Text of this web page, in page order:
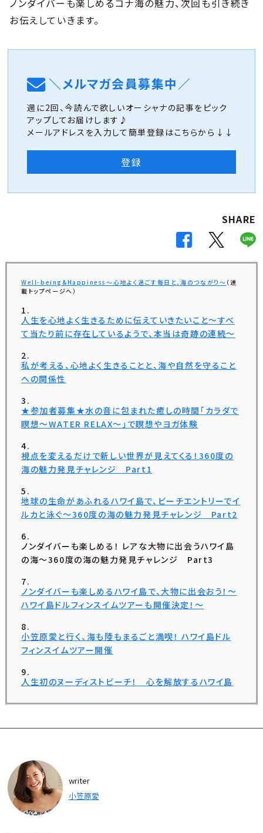
ノンダイバーも楽しめるコナ海の魅力、次回も引き続き
お伝えしていきます。
＼メルマガ会員募集中／
週に2回、今読んで欲しいオーシャナの記事をピック
アップしてお届けします♪
メールアドレスを入力して簡単登録はこちらから↓↓
登録
SHARE
Well-being&Happiness〜心地よく過ごす毎日と、海のつながり〜 （連
載トップページへ）
人生を心地よく生きるために伝えていきたいこと〜すべ
て当たり前に存在しているようで、本当は奇跡の連続〜
私が考える、心地よく生きることと、海や自然を守ること
への関係性
★参加者募集★水の音に包まれた癒しの時間「カラダで
瞑想〜WATER RELAX〜」で瞑想やヨガ体験
視点を変えるだけで新しい世界が見えてくる！360度の
海の魅力発見チャレンジ Part1
地球の生命があふれるハワイ島で、ビーチエントリーでイ
ルカと泳ぐ～360度の海の魅力発見チャレンジ Part2
ノンダイバーも楽しめる！ レアな大物に出会うハワイ島
の海～360度の海の魅力発見チャレンジ Part3
ノンダイバーも楽しめるハワイ島で、大物に出会おう！〜
ハワイ島ドルフィンスイムツアーも開催決定！〜
小笠原愛と行く、海も陸もまるごと満喫！ ハワイ島ドル
フィンスイムツアー開催
人生初のヌーディストビーチ！ 心を解放するハワイ島
writer
小笠原愛